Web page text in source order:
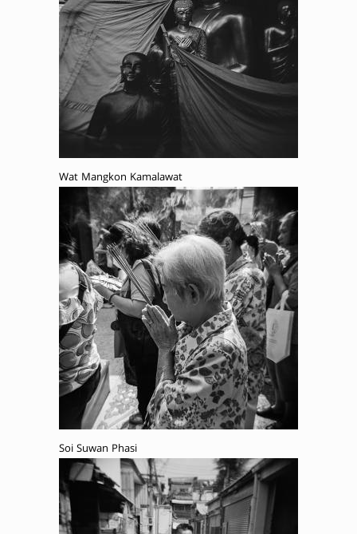
Wat Mangkon Kamalawat
Soi Suwan Phasi